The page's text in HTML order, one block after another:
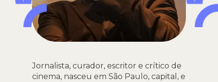
Jornalista, curador, escritor e crítico de
cinema, nasceu em São Paulo, capital, e